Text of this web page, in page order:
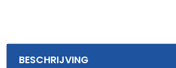
BESCHRIJVING